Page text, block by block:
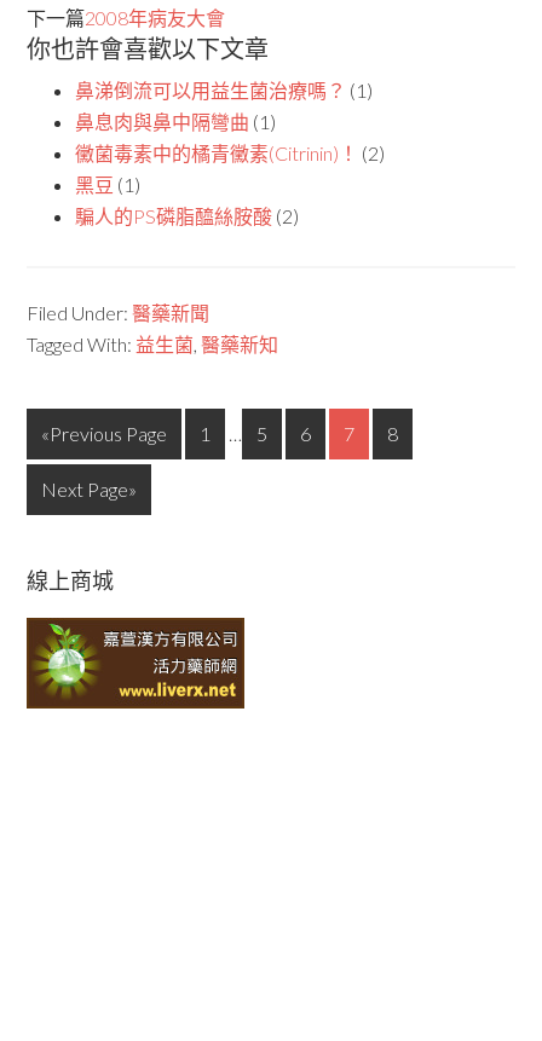
下一篇2008年病友大會
你也許會喜歡以下文章
鼻涕倒流可以用益生菌治療嗎？ (1)
鼻息肉與鼻中隔彎曲 (1)
黴菌毒素中的橘青黴素(Citrinin)！ (2)
黑豆 (1)
騙人的PS磷脂醯絲胺酸 (2)
Filed Under:醫藥新聞
Tagged With: 益生菌,醫藥新知
«Previous Page 1 … 5 6 7 8
Next Page»
線上商城